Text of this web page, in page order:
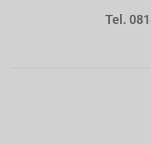
Tel.